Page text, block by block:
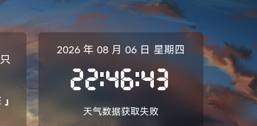
2026 年 08 月 06 日 星期四
22:46:44
天气数据获取失败